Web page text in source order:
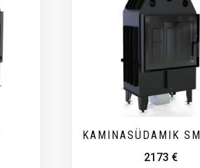
KAMINASÜDAMIK SM
2173 €